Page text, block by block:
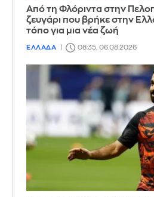
Από τη Φλόριντα στην
ζευγάρι που βρήκε στην
τόπο για μια νέα ζωή
ΕΛΛΑΔΑ 08:35, 06.08.2026